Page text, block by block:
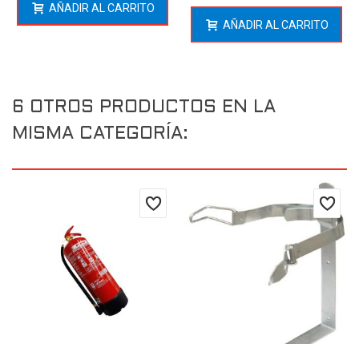
AÑADIR AL CARRITO
AÑADIR AL CARRITO
6 OTROS PRODUCTOS EN LA
MISMA CATEGORÍA: